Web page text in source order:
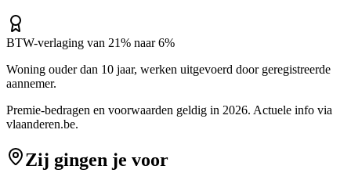
BTW-verlaging van 21% naar 6%
Woning ouder dan 10 jaar, werken uitgevoerd door geregistreerde
aannemer.
Premie-bedragen en voorwaarden geldig in 2026. Actuele info via
vlaanderen.be.
Zij gingen je voor